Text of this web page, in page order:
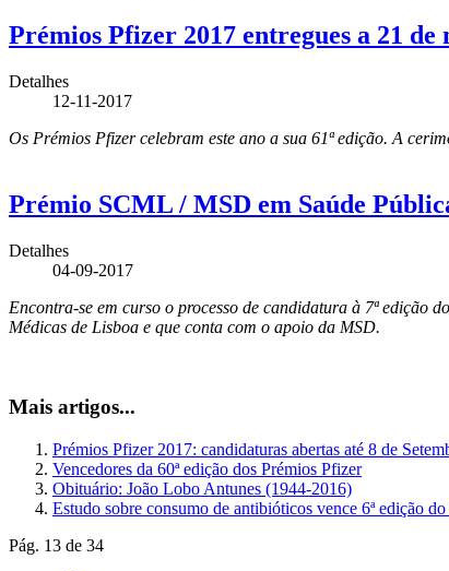
Prémios Pfizer 2017 entregues a 21 de
Detalhes
12-11-2017
Os Prémios Pfizer celebram este ano a sua 61ª edição. A
Prémio SCML / MSD em Saúde
Detalhes
04-09-2017
Encontra-se em curso o processo de candidatura à 7ª edição
Médicas de Lisboa e que conta com o apoio da MSD.
Mais artigos...
Prémios Pfizer 2017: candidaturas abertas até 8 de
Vencedores da 60ª edição dos Prémios Pfizer
Obituário: João Lobo Antunes (1944-2016)
Estudo sobre consumo de antibióticos vence 6ª edição
Pág. 13 de 34